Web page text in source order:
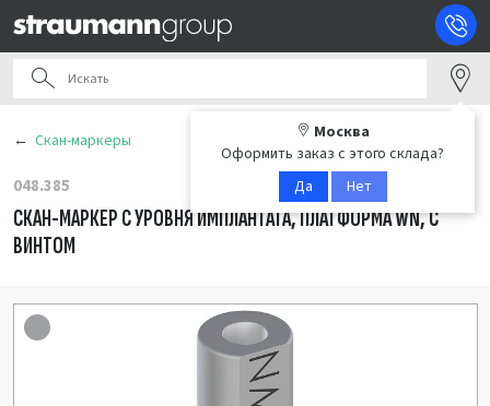
Москва
Оформить заказ с этого склада?
Да
Нет
Скан-маркеры
048.385
СКАН-МАРКЕР С УРОВНЯ ИМПЛАНТАТА, ПЛАТФОРМА WN, С
ВИНТОМ